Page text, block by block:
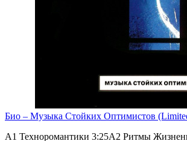
Био – Музыка Стойких Оптимистов
A1 Техноромантики 3:25A2 Ритмы